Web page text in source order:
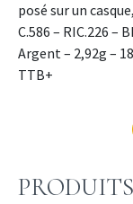
posé sur un
C.586 – RIC.226 –
Argent – 2,92g –
TTB+